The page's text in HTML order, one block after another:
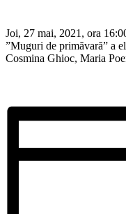
Joi, 27 mai, 2021, ora
”Muguri de primăvară” a
Cosmina Ghioc, Maria